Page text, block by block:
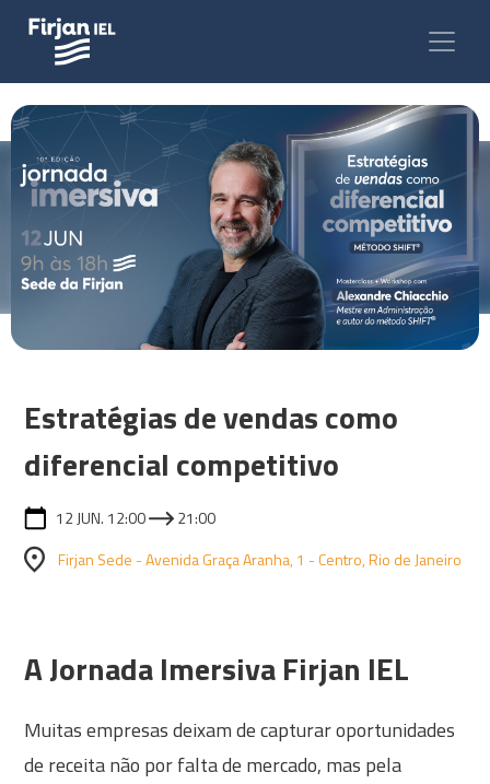
Estratégias de vendas como
diferencial competitivo
12 JUN. 12:00
21:00
Firjan Sede - Avenida Graça Aranha, 1 - Centro, Rio de Janeiro
A Jornada Imersiva Firjan IEL
Muitas empresas deixam de capturar oportunidades
de receita não por falta de mercado, mas pela